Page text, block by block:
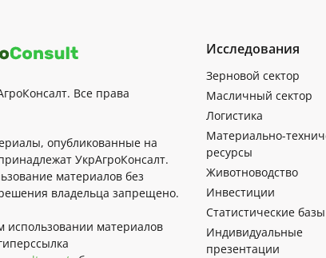
Все права
опубликованные на
УкрАгроКонсалт.
материалов без
владельца запрещено.
материалов
Исследования
Зерновой сектор
Масличный сектор
Логистика
Материально-
ресурсы
Животноводство
Инвестиции
Статистические
Индивидуальные
презентации